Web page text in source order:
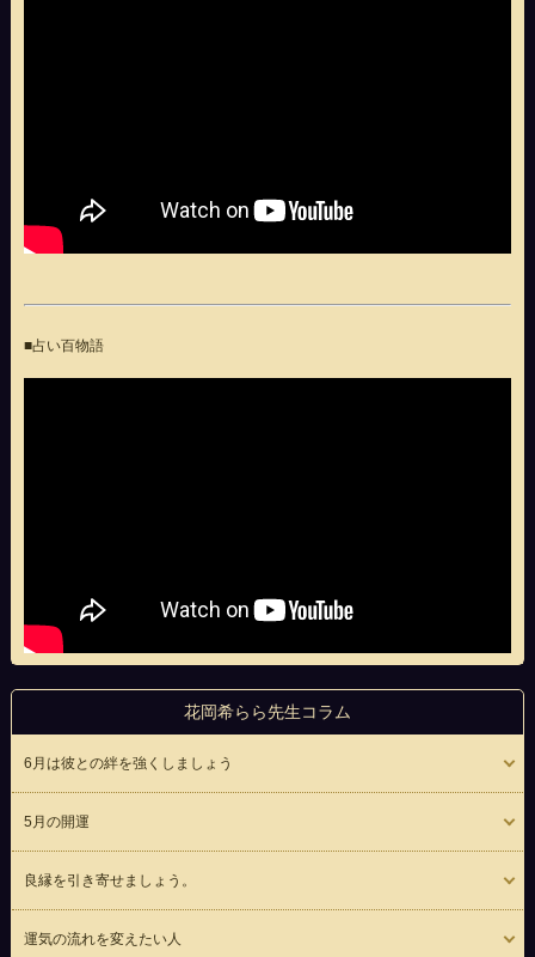
■占い百物語
花岡希らら先生コラム
6月は彼との絆を強くしましょう
5月の開運
良縁を引き寄せましょう。
運気の流れを変えたい人